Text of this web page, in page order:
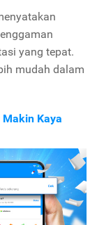
yang tepat.
mudah dalam
Kaya